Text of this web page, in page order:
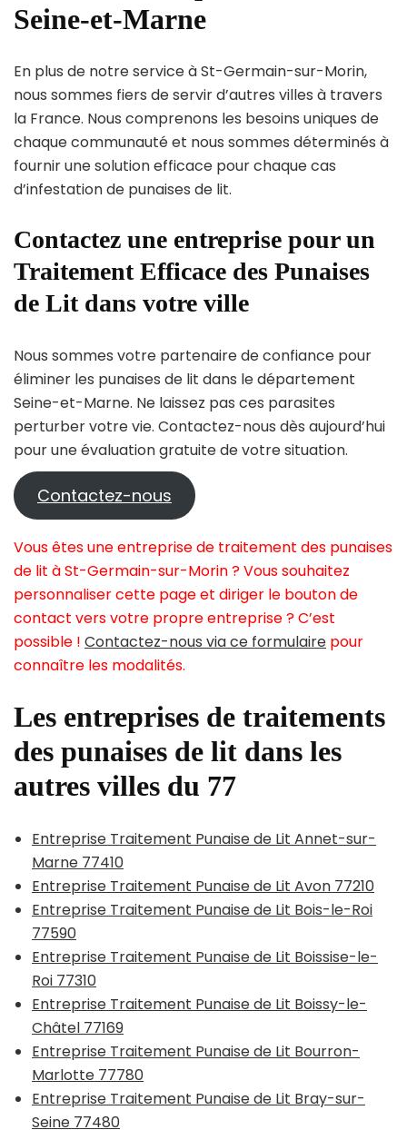
Seine-et-Marne
En plus de notre service à St-Germain-sur-Morin,
nous sommes fiers de servir d’autres villes à travers
la France. Nous comprenons les besoins uniques de
chaque communauté et nous sommes déterminés à
fournir une solution efficace pour chaque cas
d’infestation de punaises de lit.
Contactez une entreprise pour un
Traitement Efficace des Punaises
de Lit dans votre ville
Nous sommes votre partenaire de confiance pour
éliminer les punaises de lit dans le département
Seine-et-Marne. Ne laissez pas ces parasites
perturber votre vie. Contactez-nous dès aujourd’hui
pour une évaluation gratuite de votre situation.
Contactez-nous
Vous êtes une entreprise de traitement des punaises
de lit à St-Germain-sur-Morin ? Vous souhaitez
personnaliser cette page et diriger le bouton de
contact vers votre propre entreprise ? C’est
possible ! Contactez-nous via ce formulaire pour
connaître les modalités.
Les entreprises de traitements
des punaises de lit dans les
autres villes du 77
Entreprise Traitement Punaise de Lit Annet-sur-
Marne 77410
Entreprise Traitement Punaise de Lit Avon 77210
Entreprise Traitement Punaise de Lit Bois-le-Roi
77590
Entreprise Traitement Punaise de Lit Boissise-le-
Roi 77310
Entreprise Traitement Punaise de Lit Boissy-le-
Châtel 77169
Entreprise Traitement Punaise de Lit Bourron-
Marlotte 77780
Entreprise Traitement Punaise de Lit Bray-sur-
Seine 77480